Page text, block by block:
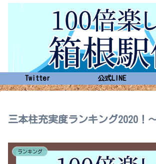
Twitter 公式LINE
三本柱充実度ランキング2020！
ランキング